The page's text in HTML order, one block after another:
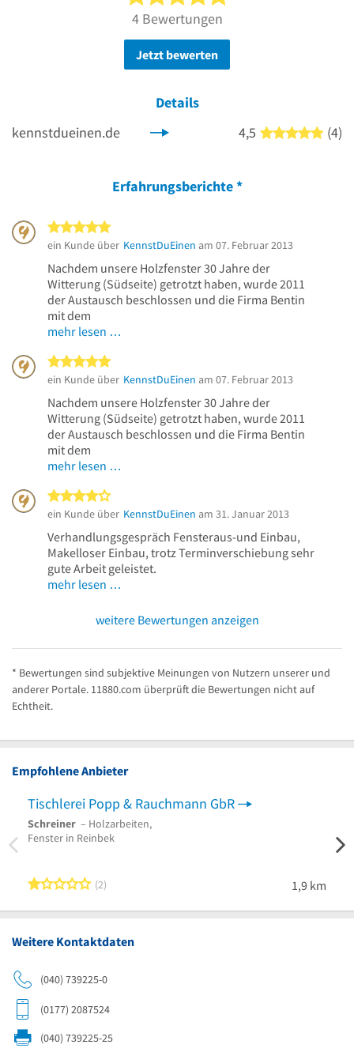
4 Bewertungen
Jetzt bewerten
Details
kennstdueinen.de
4,5 5 von
(4)
Erfahrungsberichte*
ein Kunde über KennstDuEinen am 07. Februar 2013
Nachdem unsere Holzfenster 30 Jahre der
Witterung (Südseite) getrotzt haben, wurde 2011
der Austausch beschlossen und die Firma Bentin
mit dem
mehr lesen …
ein Kunde über KennstDuEinen am 07. Februar 2013
Nachdem unsere Holzfenster 30 Jahre der
Witterung (Südseite) getrotzt haben, wurde 2011
der Austausch beschlossen und die Firma Bentin
mit dem
mehr lesen …
ein Kunde über KennstDuEinen am 31. Januar 2013
Verhandlungsgespräch Fensteraus-und Einbau,
Makelloser Einbau, trotz Terminverschiebung sehr
gute Arbeit geleistet.
mehr lesen …
weitere Bewertungen anzeigen
* Bewertungen sind subjektive Meinungen von Nutzern unserer und
anderer Portale. 11880.com überprüft die Bewertungen nicht auf
Echtheit.
Empfohlene Anbieter
Tischlerei Popp & Rauchmann GbR
Schreiner – Holzarbeiten,
Fenster in Reinbek
1 von 5 Sternen
2 1,9 km
Weitere Kontaktdaten
(040) 739225-0
(0177) 2087524
(040) 739225-25